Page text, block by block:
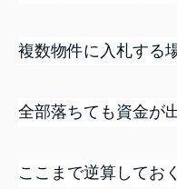
複数物件に入札する
全部落ちても資金が
ここまで逆算してお